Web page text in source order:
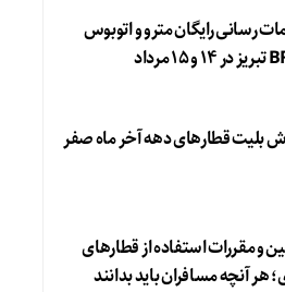
رسانی رایگان مترو و اتوبوس
بلیت قطارهای دهه آخر ماه صفر
و مقررات استفاده از قطارهای
هر آنچه مسافران باید بدانند